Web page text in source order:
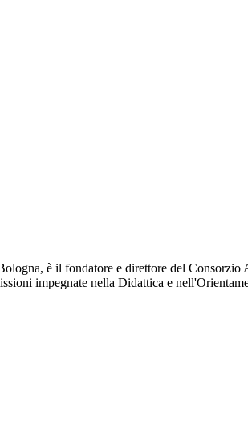
è il fondatore e direttore del
impegnate nella Didattica e